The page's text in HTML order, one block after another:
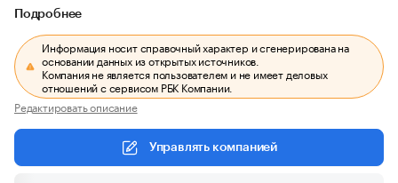
Подробнее
Информация носит справочный характер и сгенерирована на
основании данных из открытых источников.
Компания не является пользователем и не имеет деловых
отношений с сервисом РБК Компании.
Редактировать описание
Управлять компанией